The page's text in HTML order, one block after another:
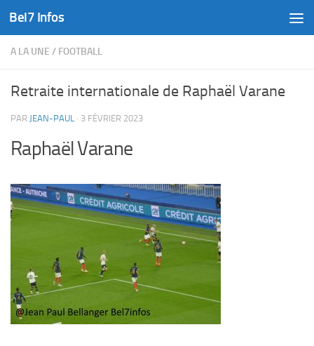
Skip to content
Bel7 Infos
A LA UNE / FOOTBALL
Retraite internationale de Raphaël Varane
PAR JEAN-PAUL · 3 FÉVRIER 2023
Raphaël Varane